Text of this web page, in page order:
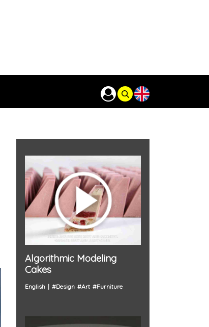
Algorithmic Modeling
Cakes
English #Design #Art #Furniture